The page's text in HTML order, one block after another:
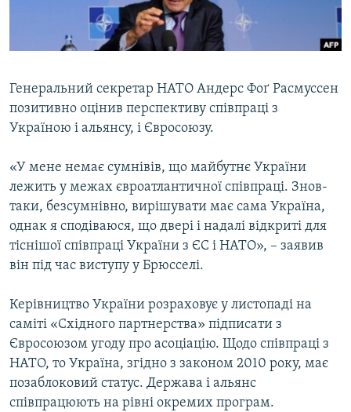
ВІДЕОУРОКИ «ELIFBE»
СВІДЧЕННЯ ОКУПАЦІЇ
ІНФОГРАФІКА
Qırımtatar
ДОЛУЧАЙСЯ!
Усі сайти RFE/RL
Генеральний секретар НАТО Андерс Фоґ Расмуссен
позитивно оцінив перспективу співпраці з
Україною і альянсу, і Євросоюзу.
«У мене немає сумнівів, що майбутнє України
лежить у межах євроатлантичної співпраці. Знов-
таки, безсумнівно, вирішувати має сама Україна,
однак я сподіваюся, що двері і надалі відкриті для
тіснішої співпраці України з ЄС і НАТО», – заявив
він під час виступу у Брюсселі.
Керівництво України розраховує у листопаді на
саміті «Східного партнерства» підписати з
Євросоюзом угоду про асоціацію. Щодо співпраці з
НАТО, то Україна, згідно з законом 2010 року, має
позаблоковий статус. Держава і альянс
співпрацюють на рівні окремих програм.